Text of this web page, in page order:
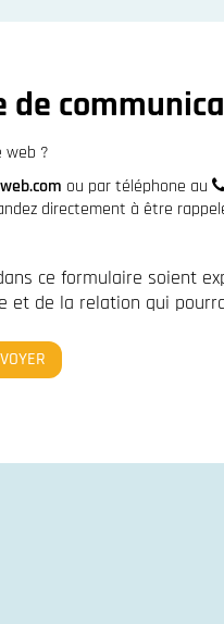
de
web ?
ou par téléphone au
directement à être
ce formulaire soient
et de la relation qui